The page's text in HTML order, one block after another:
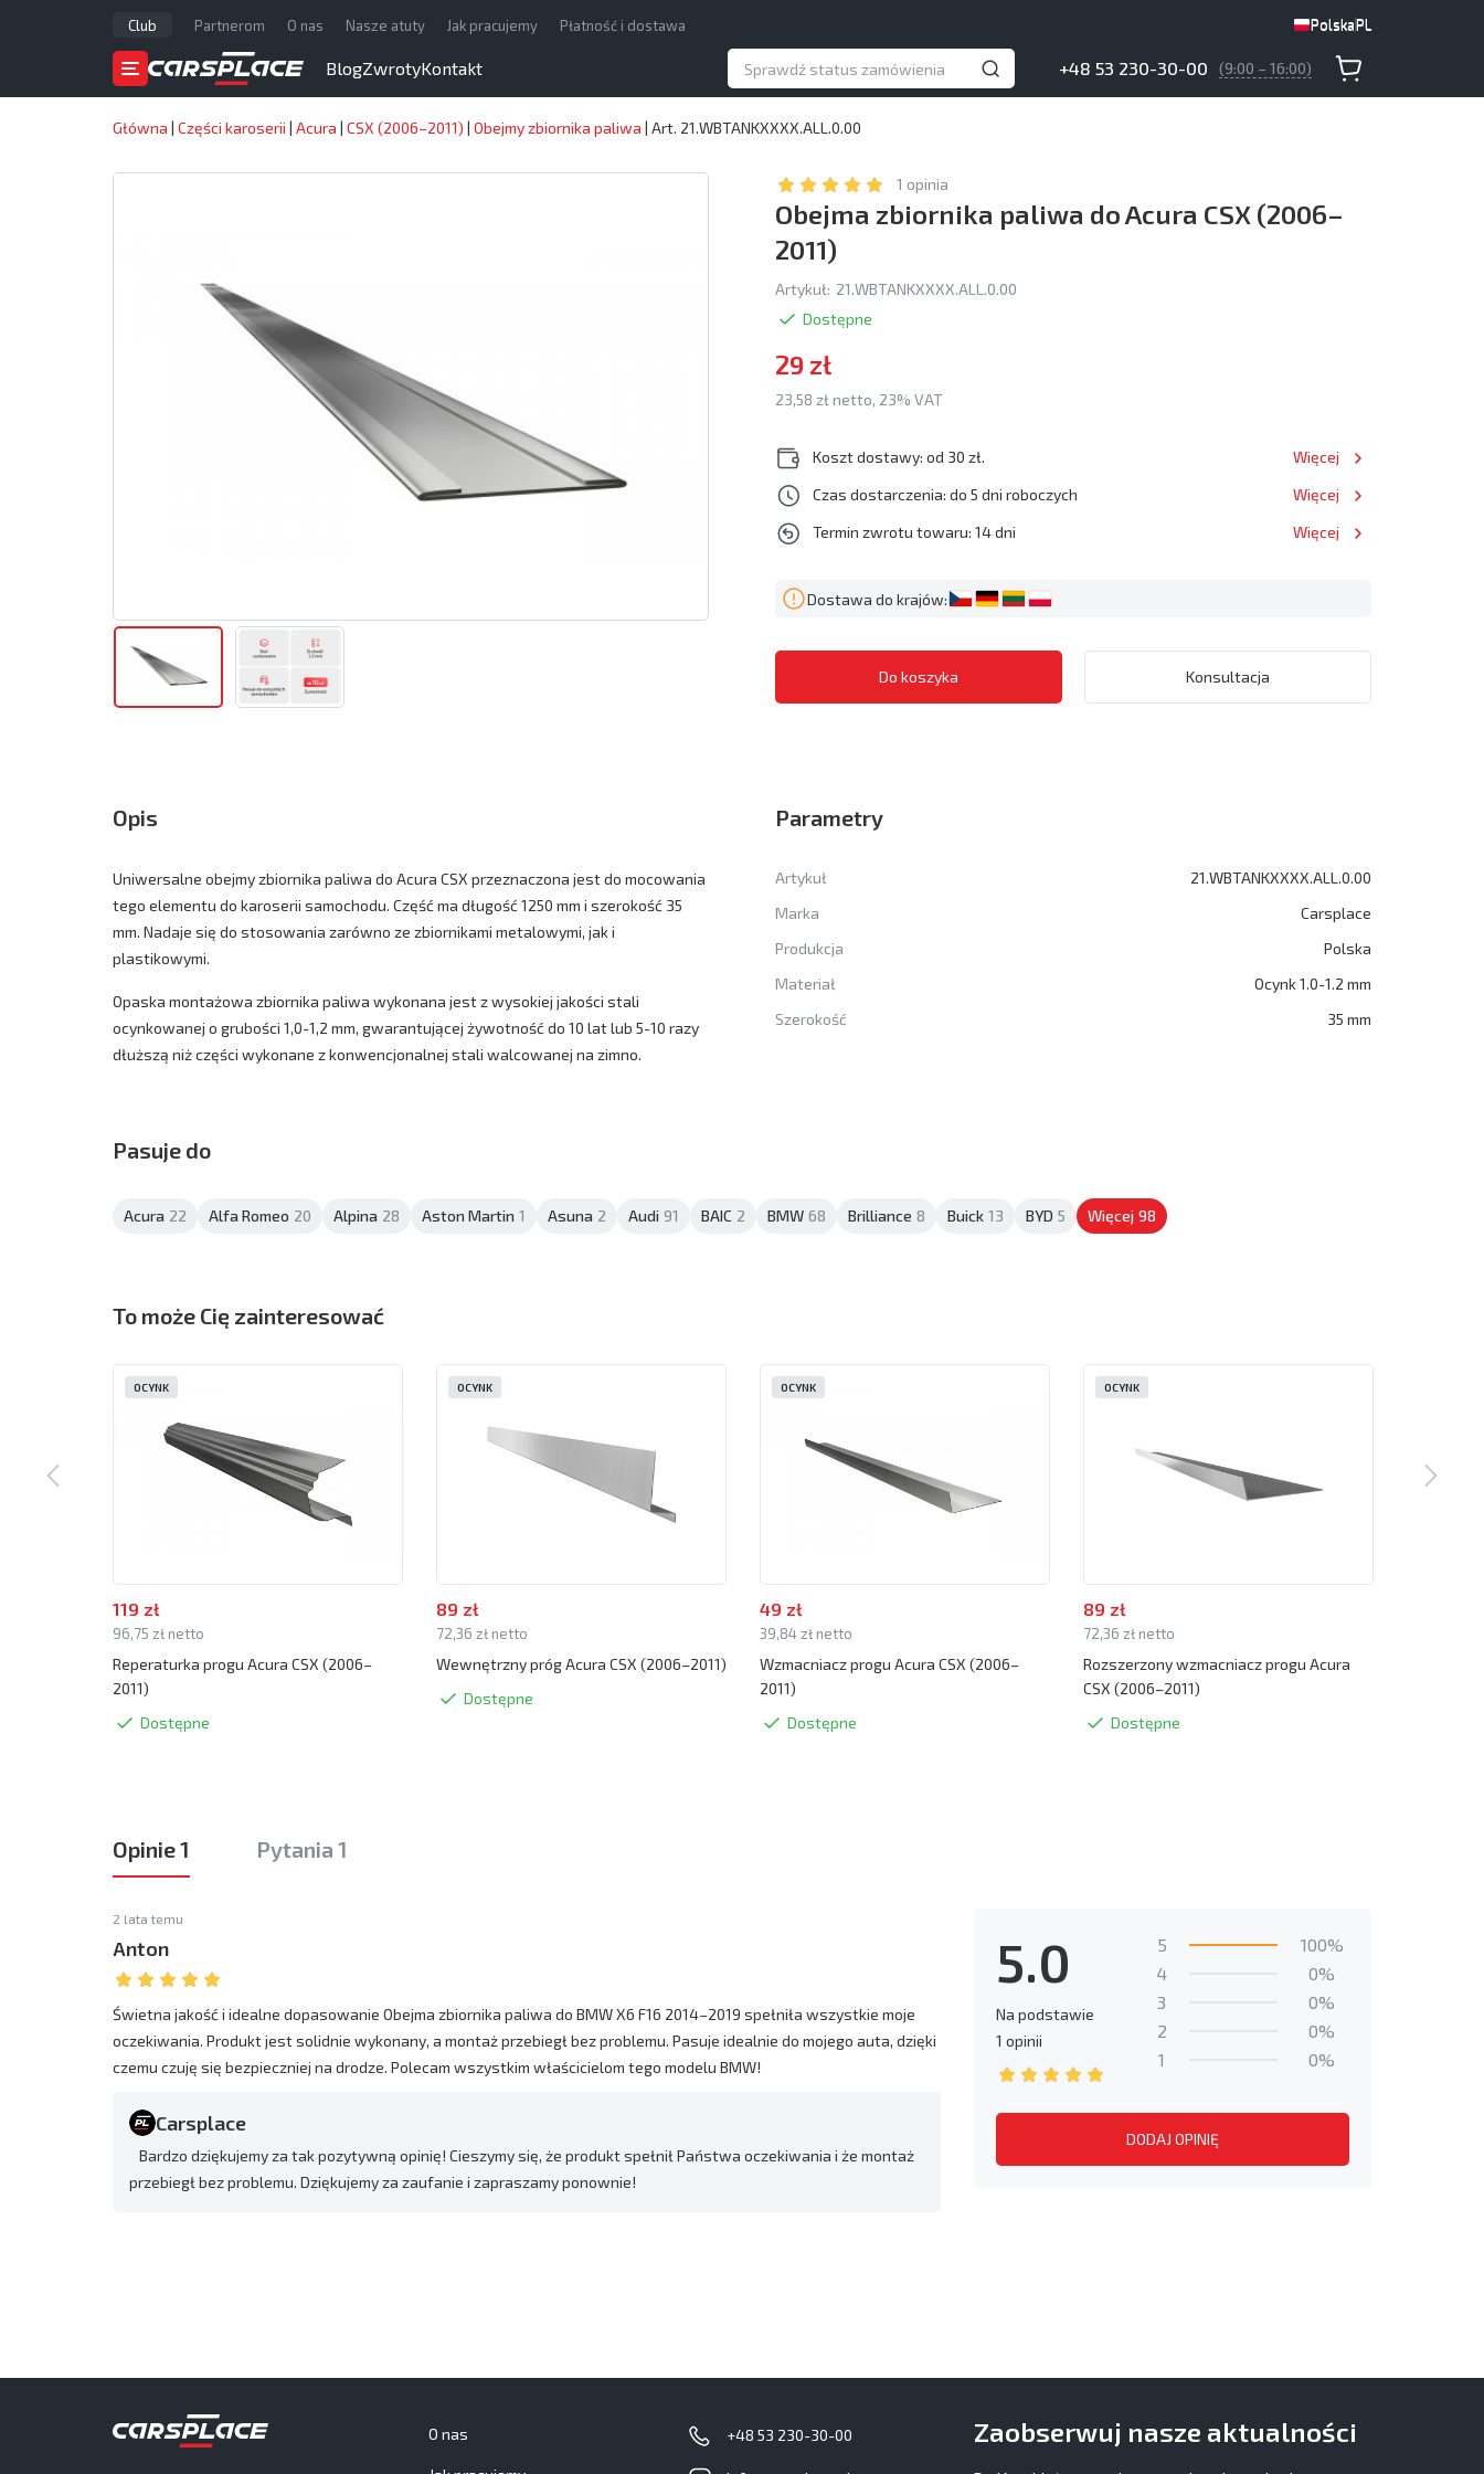
Club Partnerom O nas Nasze atuty Jak pracujemy Płatność i dostawa PolskaPL
BlogZwrotyKontakt +48 53 230-30-00 (9:00 – 16:00)
PolskaPL
Główna | Części karoserii | Acura | CSX (2006–2011) | Obejmy zbiornika paliwa | Art. 21.WBTANKXXXX.ALL.0.00
1 opinia
Obejma zbiornika paliwa do Acura CSX (2006–
2011)
Artykuł: 21.WBTANKXXXX.ALL.0.00
Dostępne
29 zł
23,58 zł netto, 23% VAT
Koszt dostawy: od 30 zł.
Więcej
Czas dostarczenia: do 5 dni roboczych
Więcej
Termin zwrotu towaru: 14 dni
Więcej
Dostawa do krajów:
Konsultacja
Opis
Uniwersalne obejmy zbiornika paliwa do Acura CSX przeznaczona jest do mocowania
tego elementu do karoserii samochodu. Część ma długość 1250 mm i szerokość 35
mm. Nadaje się do stosowania zarówno ze zbiornikami metalowymi, jak i
plastikowymi.
Opaska montażowa zbiornika paliwa wykonana jest z wysokiej jakości stali
ocynkowanej o grubości 1,0-1,2 mm, gwarantującej żywotność do 10 lat lub 5-10 razy
dłuższą niż części wykonane z konwencjonalnej stali walcowanej na zimno.
Parametry
Artykuł
21.WBTANKXXXX.ALL.0.00
Marka
Carsplace
Produkcja
Polska
Materiał
Ocynk 1.0-1.2 mm
Szerokość
35 mm
Pasuje do
Acura 22 Alfa Romeo 20 Alpina 28 Aston Martin 1 Asuna 2 Audi 91 BAIC 2 BMW 68 Brilliance 8 Buick 13 BYD 5 Więcej 98
To może Cię zainteresować
119 zł
96,75 zł netto
Reperaturka progu Acura CSX (2006–
2011)
Dostępne
OCYNK
89 zł
72,36 zł netto
Wewnętrzny próg Acura CSX (2006–2011)
Dostępne
OCYNK
49 zł
39,84 zł netto
Wzmacniacz progu Acura CSX (2006–
2011)
Dostępne
OCYNK
89 zł
72,36 zł netto
Rozszerzony wzmacniacz progu Acura
CSX (2006–2011)
Dostępne
OCYNK
Opinie 1 Pytania 1
5.0
Na podstawie
1 opinii
5
100%
4
0%
3
0%
2
0%
1
0%
DODAJ OPINIĘ
2 lata temu
Anton
Świetna jakość i idealne dopasowanie Obejma zbiornika paliwa do BMW X6 F16 2014–2019 spełniła wszystkie moje
oczekiwania. Produkt jest solidnie wykonany, a montaż przebiegł bez problemu. Pasuje idealnie do mojego auta, dzięki
czemu czuję się bezpieczniej na drodze. Polecam wszystkim właścicielom tego modelu BMW!
Carsplace
Bardzo dziękujemy za tak pozytywną opinię! Cieszymy się, że produkt spełnił Państwa oczekiwania i że montaż
przebiegł bez problemu. Dziękujemy za zaufanie i zapraszamy ponownie!
O nas +48 53 230-30-00 Zaobserwuj nasze aktualności